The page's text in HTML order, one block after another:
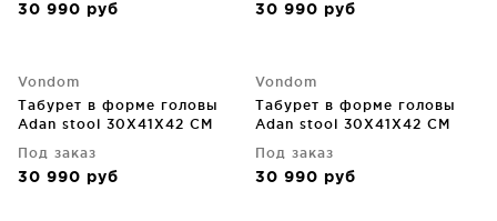
30 990 руб 30 990 руб
Vondom
Табурет в форме головы
Adan stool 30X41X42 CM
Под заказ
30 990 руб
Vondom
Табурет в форме головы
Adan stool 30X41X42 CM
Под заказ
30 990 руб